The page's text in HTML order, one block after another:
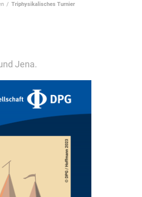
Triphysikalisches Turnier
Jena.